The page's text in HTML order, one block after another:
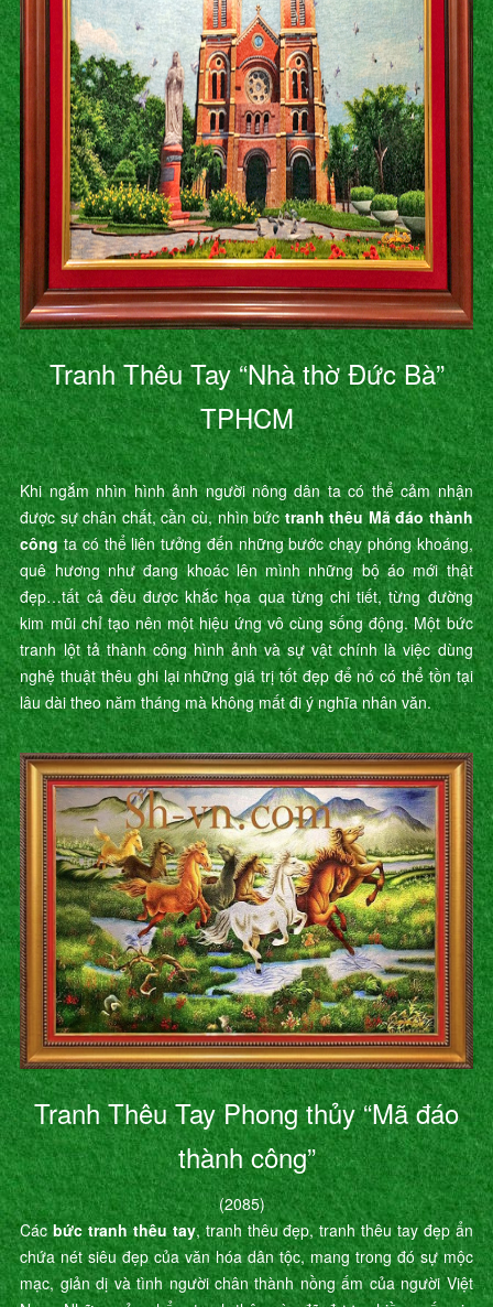
Tranh Thêu Tay “Nhà thờ Đức Bà”
TPHCM
Khi ngắm nhìn hình ảnh người nông dân ta có thể cảm nhận
được sự chân chất, cần cù, nhìn bứctranh thêu Mã đáo thành
côngta có thể liên tưởng đến những bước chạy phóng khoáng,
quê hương như đang khoác lên mình những bộ áo mới thật
đẹp…tất cả đều được khắc họa qua từng chi tiết, từng đường
kim mũi chỉ tạo nên một hiệu ứng vô cùng sống động. Một bức
tranh lột tả thành công hình ảnh và sự vật chính là việc dùng
nghệ thuật thêu ghi lại những giá trị tốt đẹp để nó có thể tồn tại
lâu dài theo năm tháng mà không mất đi ý nghĩa nhân văn.
Tranh Thêu Tay Phong thủy “Mã đáo
thành công”
(2085)
Cácbức tranh thêu tay, tranh thêu đẹp, tranh thêu tay đẹp ẩn
chứa nét siêu đẹp của văn hóa dân tộc, mang trong đó sự mộc
mạc, giản dị và tình người chân thành nồng ấm của người Việt